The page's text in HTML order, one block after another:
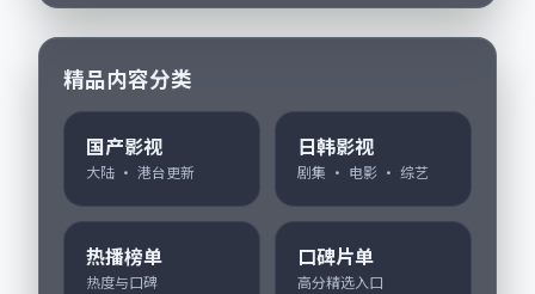
精品内容分类
国产影视
大陆 · 港台更新
日韩影视
剧集 · 电影 · 综艺
热播榜单
热度与口碑
口碑片单
高分精选入口